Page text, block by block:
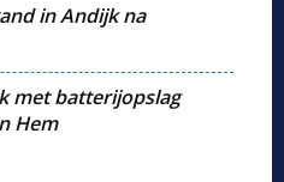
in Andijk na
met batterijopslag
Hem